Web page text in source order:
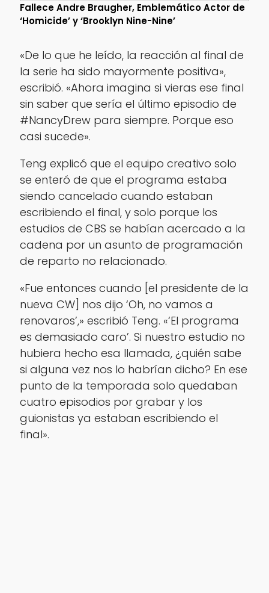
Fallece Andre Braugher, Emblemático Actor de
‘Homicide’ y ‘Brooklyn Nine-Nine’
«De lo que he leído, la reacción al final de
la serie ha sido mayormente positiva»,
escribió. «Ahora imagina si vieras ese final
sin saber que sería el último episodio de
#NancyDrew para siempre. Porque eso
casi sucede».
Teng explicó que el equipo creativo solo
se enteró de que el programa estaba
siendo cancelado cuando estaban
escribiendo el final, y solo porque los
estudios de CBS se habían acercado a la
cadena por un asunto de programación
de reparto no relacionado.
«Fue entonces cuando [el presidente de la
nueva CW] nos dijo ‘Oh, no vamos a
renovaros’,» escribió Teng. «‘El programa
es demasiado caro’. Si nuestro estudio no
hubiera hecho esa llamada, ¿quién sabe
si alguna vez nos lo habrían dicho? En ese
punto de la temporada solo quedaban
cuatro episodios por grabar y los
guionistas ya estaban escribiendo el
final».